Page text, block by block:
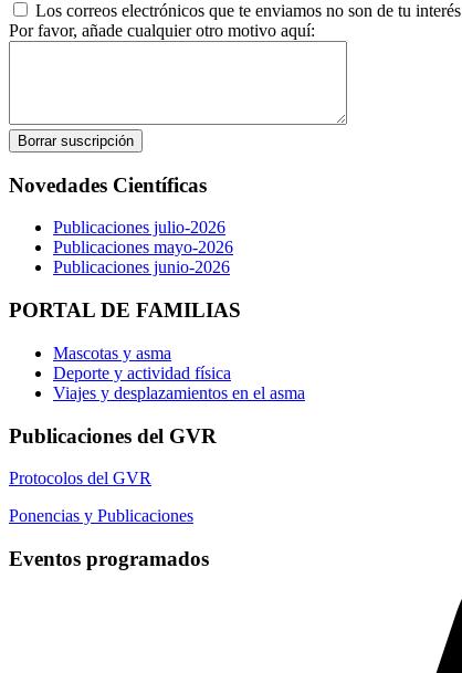
Los correos electrónicos que te enviamos no son de tu interés
Por favor, añade cualquier otro motivo aquí:
Novedades Científicas
Publicaciones julio-2026
Publicaciones mayo-2026
Publicaciones junio-2026
PORTAL DE FAMILIAS
Mascotas y asma
Deporte y actividad física
Viajes y desplazamientos en el asma
Publicaciones del GVR
Protocolos del GVR
Ponencias y Publicaciones
Eventos programados